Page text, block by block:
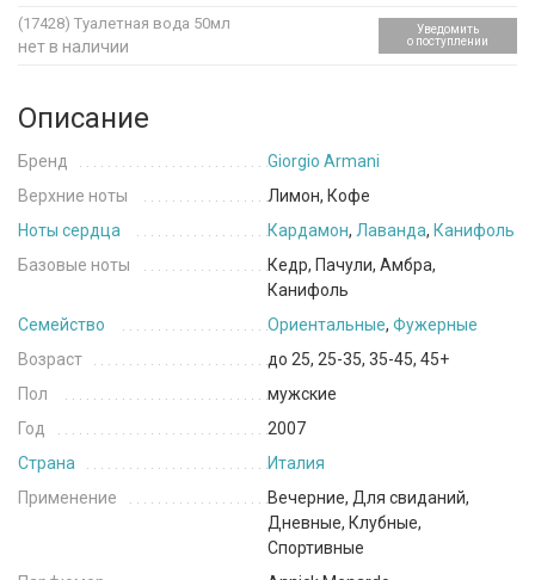
(17428) Туалетная вода 50мл
нет в наличии
Уведомить
о поступлении
Описание
Бренд
Giorgio Armani
Верхние ноты
Лимон, Кофе
Ноты сердца
Кардамон, Лаванда, Канифоль
Базовые ноты
Кедр, Пачули, Амбра,
Канифоль
Семейство
Ориентальные, Фужерные
Возраст
до 25, 25-35, 35-45, 45+
Пол
мужские
Год
2007
Страна
Италия
Применение
Вечерние, Для свиданий,
Дневные, Клубные,
Спортивные